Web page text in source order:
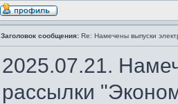
Заголовок сообщения: Re: Намечены выпуски
2025.07.21.
рассылки